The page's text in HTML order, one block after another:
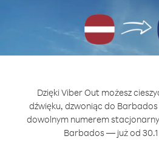
Dzięki Viber Out możesz
dźwięku, dzwoniąc do
dowolnym numerem
Barbados — już od